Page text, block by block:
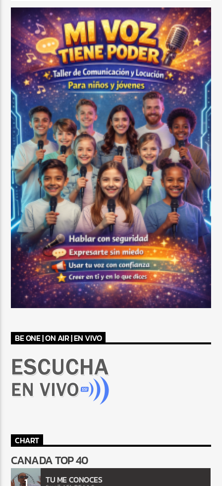
BE ONE | ON AIR | EN VIVO
CHART
CANADA TOP 40
TU ME CONOCES